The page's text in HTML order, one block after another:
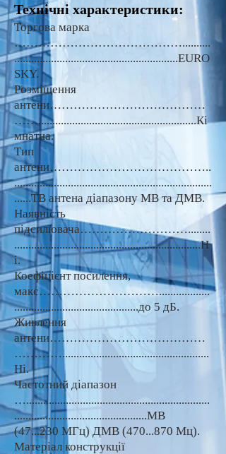
Технічні характеристики:
Торгова марка
……………………………………..........
..........................................................EURO
SKY.
Розміщення
антени…………………………………
……........................................................Кі
мнатна.
Тип
антени…………………………………..
......................................................................
......ТВ антена діапазону МВ та ДМВ.
Наявність
підсилювача………………………........
..................................................................Н
і.
Коефіцієнт посилення,
макс…………………………..................
............................................до 5 дБ.
Живлення
антени…………………………………
…………....................................................
Ні.
Частотний діапазон
….................................................................
...............................................МВ
(47...230 МГц) ДМВ (470...870 Мц).
Матеріал конструкції